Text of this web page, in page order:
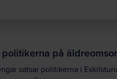
på
satsar politikerna i